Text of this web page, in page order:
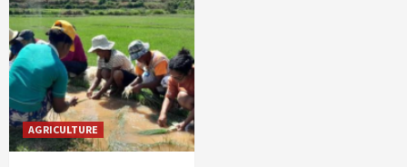
AGRICULTURE